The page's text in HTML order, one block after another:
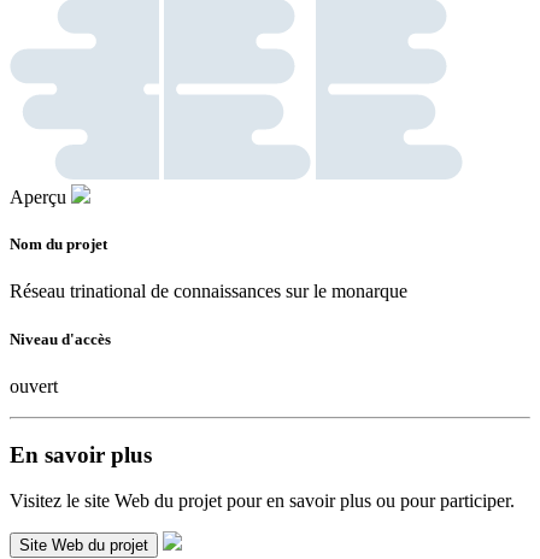
Aperçu
Nom du projet
Réseau trinational de connaissances sur le monarque
Niveau d'accès
ouvert
En savoir plus
Visitez le site Web du projet pour en savoir plus ou pour participer.
Site Web du projet